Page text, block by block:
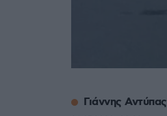
Γιάννης Αντύπας